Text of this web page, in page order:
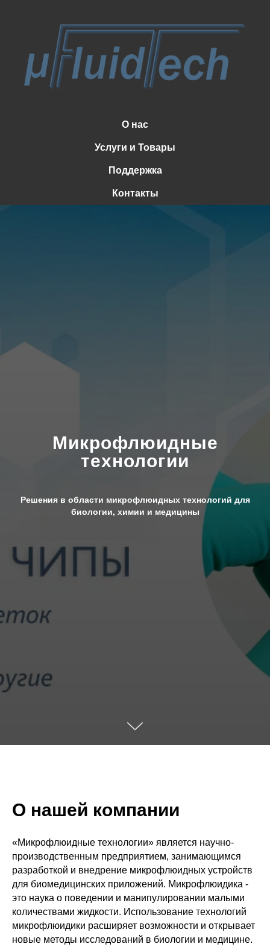
О нас
Услуги и Товары
Поддержка
Контакты
Микрофлюидные
технологии
Решения в области микрофлюидных технологий для
биологии, химии и медицины
О нашей компании
«Микрофлюидные технологии» является научно-
производственным предприятием, занимающимся
разработкой и внедрение микрофлюидных устройств
для биомедицинских приложений. Микрофлюидика -
это наука о поведении и манипулировании малыми
количествами жидкости. Использование технологий
микрофлюидики расширяет возможности и открывает
новые методы исследований в биологии и медицине.